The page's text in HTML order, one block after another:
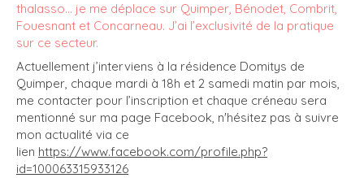
thalasso... je me déplace sur Quimper, Bénodet, Combrit,
Fouesnant et Concarneau. J’ai l’exclusivité de la pratique
sur ce secteur.
Actuellement j’interviens à la résidence Domitys de
Quimper, chaque mardi à 18h et 2 samedi matin par mois,
me contacter pour l’inscription et chaque créneau sera
mentionné sur ma page Facebook, n'hésitez pas à suivre
mon actualité via ce
lien https://www.facebook.com/profile.php?
id=100063315933126